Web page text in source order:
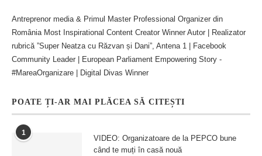
Antreprenor media & Primul Master Professional Organizer din
România Most Inspirational Content Creator Winner Autor | Realizator
rubrică ”Super Neatza cu Răzvan și Dani”, Antena 1 | Facebook
Community Leader | European Parliament Empowering Story -
#MareaOrganizare | Digital Divas Winner
POATE ȚI-AR MAI PLĂCEA SĂ CITEȘTI
1
VIDEO: Organizatoare de la PEPCO bune
când te muți în casă nouă